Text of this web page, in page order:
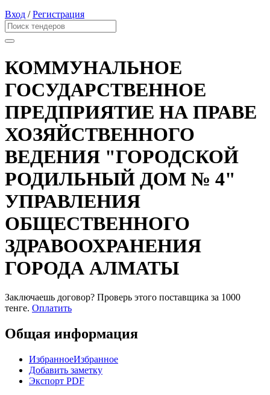
Вход /Регистрация
КОММУНАЛЬНОЕ
ГОСУДАРСТВЕННОЕ
ПРЕДПРИЯТИЕ НА ПРАВЕ
ХОЗЯЙСТВЕННОГО
ВЕДЕНИЯ "ГОРОДСКОЙ
РОДИЛЬНЫЙ ДОМ № 4"
УПРАВЛЕНИЯ
ОБЩЕСТВЕННОГО
ЗДРАВООХРАНЕНИЯ
ГОРОДА АЛМАТЫ
Заключаешь договор? Проверь этого поставщика за 1000
тенге. Оплатить
Общая информация
ИзбранноеИзбранное
Добавить заметку
Экспорт PDF